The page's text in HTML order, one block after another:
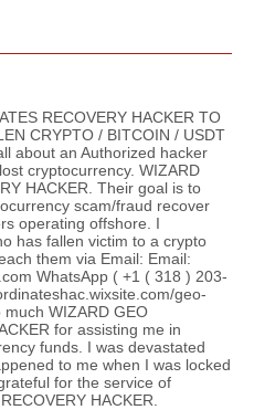
RECOVERY HACKER TO
CRYPTO / BITCOIN / USDT
about an Authorized hacker
cryptocurrency. WIZARD
HACKER. Their goal is to
scam/fraud recover
operating offshore. I
has fallen victim to a crypto
them via Email: Email:
WhatsApp ( +1 ( 318 ) 203-
geo-
WIZARD GEO
for assisting me in
funds. I was devastated
to me when I was locked
for the service of
HACKER.